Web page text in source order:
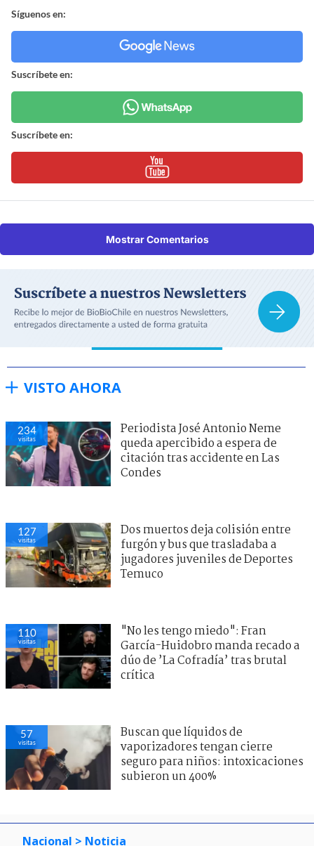
Síguenos en:
Suscríbete en:
Suscríbete en:
Mostrar Comentarios
VISTO AHORA
234
visitas
Periodista José Antonio Neme
queda apercibido a espera de
citación tras accidente en Las
Condes
127
visitas
Dos muertos deja colisión entre
furgón y bus que trasladaba a
jugadores juveniles de Deportes
Temuco
110
visitas
"No les tengo miedo": Fran
García-Huidobro manda recado a
dúo de ’La Cofradía’ tras brutal
crítica
57
visitas
Buscan que líquidos de
vaporizadores tengan cierre
seguro para niños: intoxicaciones
subieron un 400%
Nacional > Noticia